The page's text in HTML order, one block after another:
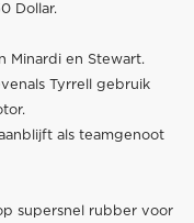
Dollar.
Minardi en Stewart.
Tyrrell gebruik
als teamgenoot
supersnel rubber voor